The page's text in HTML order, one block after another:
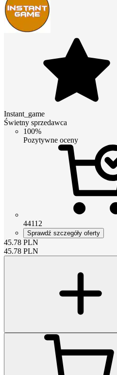
Instant_game
Świetny sprzedawca
100%
Pozytywne oceny
44112
Sprawdź szczegóły oferty
45.78 PLN
45.78 PLN